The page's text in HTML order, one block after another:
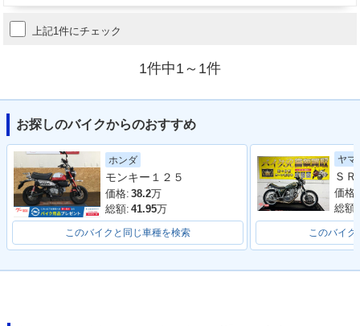
上記1件にチェック
1件中1～1件
お探しのバイクからのおすすめ
ホンダ
モンキー１２５
価格: 38.2万
総額: 41.95万
このバイクと同じ車種を検索
ヤマ
価格:
総額:
このバイク